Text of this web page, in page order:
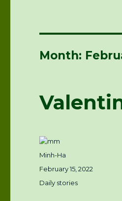
Month:
Author
Minh-Ha
Posted
on
February 15, 2022
Categories
Daily stories